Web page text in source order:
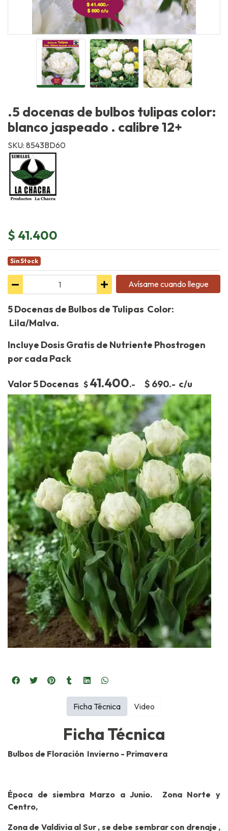
.5 docenas de bulbos tulipas color:
blanco jaspeado . calibre 12+
SKU: 8543BD60
$ 41.400
Sin Stock
Avísame cuando llegue
5 Docenas de Bulbos de Tulipas Color:
Lila/Malva.
Incluye Dosis Gratis de Nutriente Phostrogen
por cada Pack
Valor 5 Docenas $ 41.400.- $ 690.- c/u
Ficha Técnica
Bulbos de Floración Invierno - Primavera
Época de siembra Marzo a Junio. Zona Norte y
Centro,
Zona de Valdivia al Sur , se debe sembrar con drenaje ,
Ficha Técnica Video